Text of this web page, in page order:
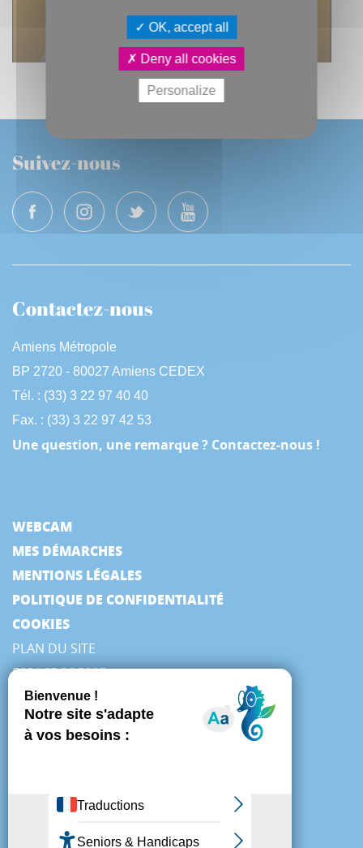
PLATEFORME
PROCH’EMPLOI
Suivez-nous
Contactez-nous
Amiens Métropole
BP 2720 - 80027 Amiens CEDEX
Tél. : (33) 3 22 97 40 40
Fax. : (33) 3 22 97 42 53
Une question, une remarque ? Contactez-nous !
WEBCAM
MES DÉMARCHES
MENTIONS LÉGALES
POLITIQUE DE CONFIDENTIALITÉ
COOKIES
PLAN DU SITE
ESPACE PRESSE
OK, accept all
Deny all cookies
Personalize